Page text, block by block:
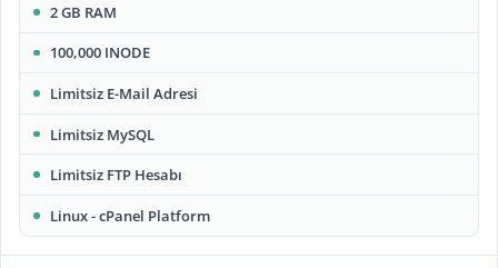
2 GB RAM
100,000 INODE
Limitsiz E-Mail Adresi
Limitsiz MySQL
Limitsiz FTP Hesabı
Linux - cPanel Platform